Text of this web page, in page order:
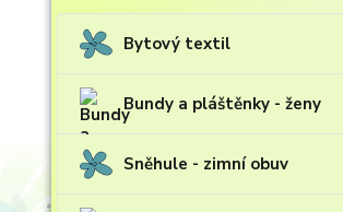
Bytový textil
Bundy a pláštěnky - ženy
Sněhule - zimní obuv